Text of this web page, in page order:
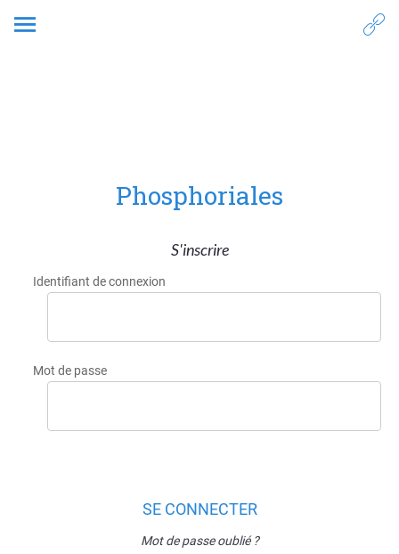
Phosphoriales
S'inscrire
Identifiant de connexion
Mot de passe
SE CONNECTER
Mot de passe oublié ?